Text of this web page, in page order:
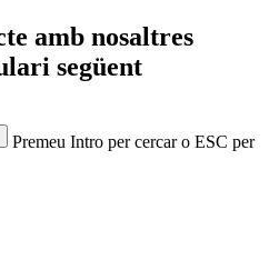
amb nosaltres
següent
Premeu Intro per cercar o ESC per